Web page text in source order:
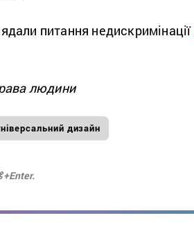
питання недискримінації
людини
дизайн